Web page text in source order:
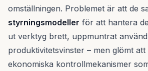
omställningen. Problemet är att de
styrningsmodeller för att hantera
ut verktyg brett, uppmuntrat
produktivitetsvinster – men glömt att
ekonomiska kontrollmekanismer